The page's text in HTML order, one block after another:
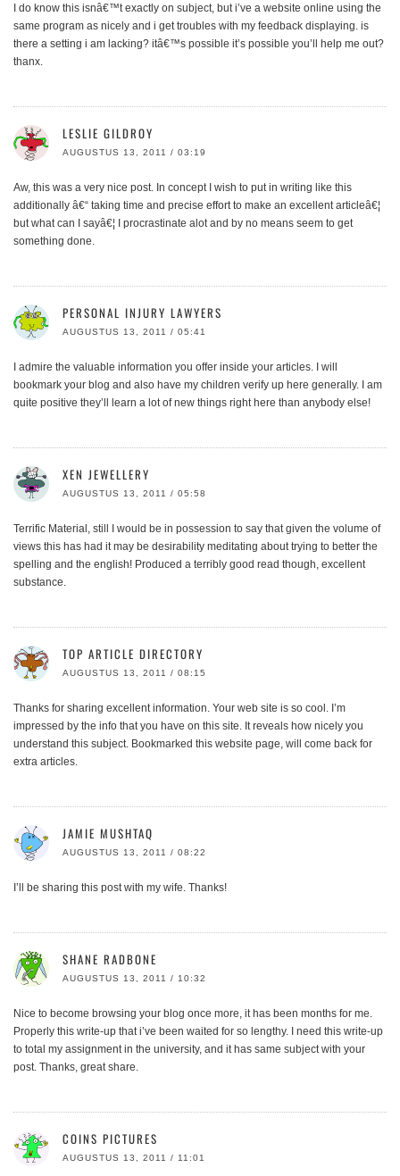
I do know this isnâ€™t exactly on subject, but i’ve a website online using the
same program as nicely and i get troubles with my feedback displaying. is
there a setting i am lacking? itâ€™s possible it’s possible you’ll help me out?
thanx.
LESLIE GILDROY
AUGUSTUS 13, 2011 / 03:19
Aw, this was a very nice post. In concept I wish to put in writing like this
additionally â€“ taking time and precise effort to make an excellent articleâ€¦
but what can I sayâ€¦ I procrastinate alot and by no means seem to get
something done.
PERSONAL INJURY LAWYERS
AUGUSTUS 13, 2011 / 05:41
I admire the valuable information you offer inside your articles. I will
bookmark your blog and also have my children verify up here generally. I am
quite positive they’ll learn a lot of new things right here than anybody else!
XEN JEWELLERY
AUGUSTUS 13, 2011 / 05:58
Terrific Material, still I would be in possession to say that given the volume of
views this has had it may be desirability meditating about trying to better the
spelling and the english! Produced a terribly good read though, excellent
substance.
TOP ARTICLE DIRECTORY
AUGUSTUS 13, 2011 / 08:15
Thanks for sharing excellent information. Your web site is so cool. I’m
impressed by the info that you have on this site. It reveals how nicely you
understand this subject. Bookmarked this website page, will come back for
extra articles.
JAMIE MUSHTAQ
AUGUSTUS 13, 2011 / 08:22
I’ll be sharing this post with my wife. Thanks!
SHANE RADBONE
AUGUSTUS 13, 2011 / 10:32
Nice to become browsing your blog once more, it has been months for me.
Properly this write-up that i’ve been waited for so lengthy. I need this write-up
to total my assignment in the university, and it has same subject with your
post. Thanks, great share.
COINS PICTURES
AUGUSTUS 13, 2011 / 11:01